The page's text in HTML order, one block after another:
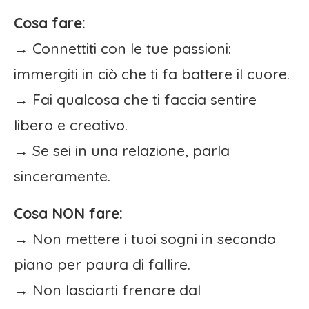
Cosa fare:
→ Connettiti con le tue passioni:
immergiti in ciò che ti fa battere il cuore.
→ Fai qualcosa che ti faccia sentire
libero e creativo.
→ Se sei in una relazione, parla
sinceramente.
Cosa NON fare:
→ Non mettere i tuoi sogni in secondo
piano per paura di fallire.
→ Non lasciarti frenare dal